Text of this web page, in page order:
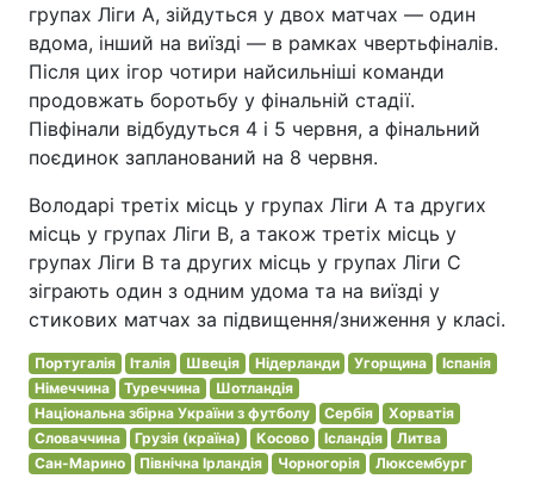
групах Ліги А, зійдуться у двох матчах — один
вдома, інший на виїзді — в рамках чвертьфіналів.
Після цих ігор чотири найсильніші команди
продовжать боротьбу у фінальній стадії.
Півфінали відбудуться 4 і 5 червня, а фінальний
поєдинок запланований на 8 червня.
Володарі третіх місць у групах Ліги А та других
місць у групах Ліги В, а також третіх місць у
групах Ліги В та других місць у групах Ліги С
зіграють один з одним удома та на виїзді у
стикових матчах за підвищення/зниження у класі.
Португалія Італія Швеція Нідерланди Угорщина
Іспанія
Німеччина
Туреччина
Шотландія
Національна збірна України з футболу
Сербія
Хорватія
Словаччина
Грузія (країна) Косово Ісландія
Литва
Сан-Марино
Північна Ірландія Чорногорія Люксембург